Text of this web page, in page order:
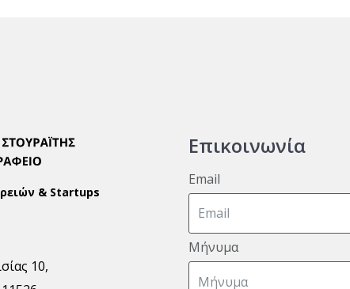
& Startups
10,
Επικοινωνία
Email
Μήνυμα